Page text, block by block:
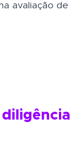
avaliação de